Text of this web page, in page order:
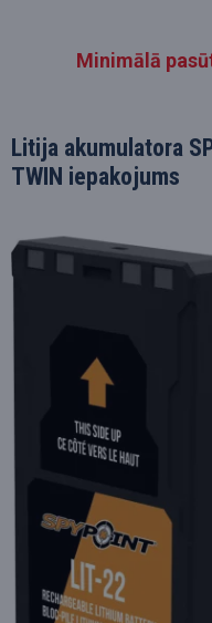
Minimālā
Litija akumulatora
TWIN iepakojums